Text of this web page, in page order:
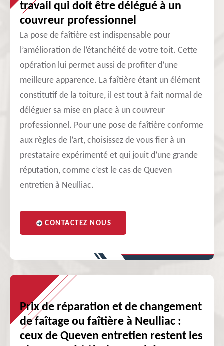
travail qui doit être délégué à un
couvreur professionnel
La pose de faîtière est indispensable pour
l’amélioration de l’étanchéité de votre toit. Cette
opération lui permet aussi de profiter d’une
meilleure apparence. La faîtière étant un élément
constitutif de la toiture, il est tout à fait normal de
déléguer sa mise en place à un couvreur
professionnel. Pour une pose de faîtière conforme
aux règles de l’art, choisissez de vous fier à un
prestataire expérimenté et qui jouit d’une grande
réputation, comme c’est le cas de Queven
entretien à Neulliac.
CONTACTEZ NOUS
Prix de réparation et de changement
de faîtage ou faîtière à Neulliac :
ceux de Queven entretien restent les